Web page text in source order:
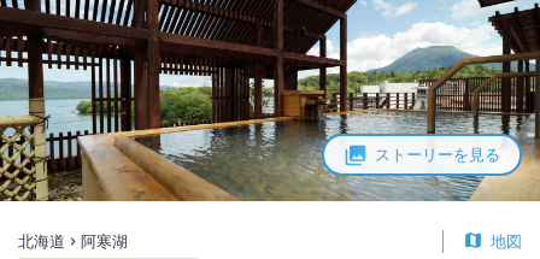
ストーリーを見る
北海道 阿寒湖 地図